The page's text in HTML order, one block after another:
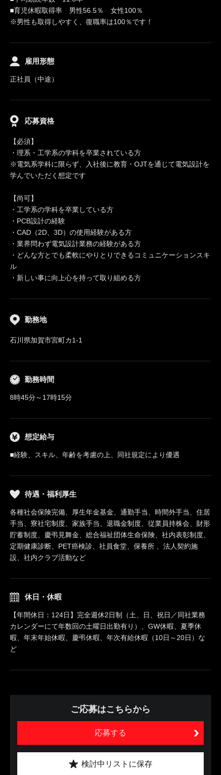
■育児休暇取得率 男性56.5％ 女性100％
※男性も取得しやすく、復職率は100％です！
雇用形態
正社員（中途）
応募資格
【必須】
・理系・工学系の学科を卒業されている方
※電気系学科に限らず、入社後に教育・OJTを通じて電気設計を
学んでいただく想定です
【尚可】
・工学系の学科を卒業している方
・PCB設計の経験
・CAD（2D、3D）の使用経験がある方
・業界問わず電気設計業務の経験がある方
・どんな方とでも柔軟にやりとりできるコミュニケーションスキ
ル
・新しい事に向上心を持って取り組める方
勤務地
石川県加賀市宮町カ1-1
勤務時間
8時45分～17時15分
想定給与
■経験、スキル、年齢を考慮の上、同社規定により優遇
待遇・福利厚生
各種社会保険完備、厚生年金基金、通勤手当、時間外手当、住居
手当、寮社宅制度、家族手当、退職金制度、従業員持株会、財形
貯蓄制度、慶弔見舞金、総合福祉団体生命保険、社内表彰制度、
定期健康診断、PET癌検診、社員食堂、保養所 、法人契約施
設、社内クラブ活動など
休日・休暇
【年間休日：124日】完全週休2日制（土、日、祝日／同社業務
カレンダーにて年数回の土曜日出勤有り）、GW休暇、夏季休
暇、年末年始休暇、慶弔休暇、年次有給休暇（10日～20日）な
ど
ご応募はこちらから
応募する
検討中リストに保存